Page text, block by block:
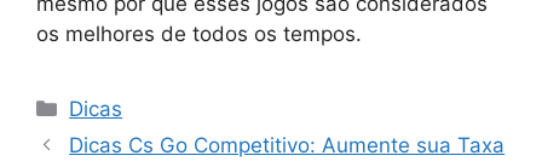
os melhores de todos os tempos.
Categorias
Dicas
Dicas Cs Go Competitivo: Aumente sua Taxa